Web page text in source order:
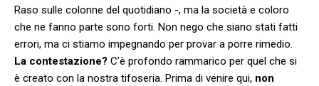
Raso sulle colonne del quotidiano -, ma la società e coloro
che ne fanno parte sono forti. Non nego che siano stati fatti
errori, ma ci stiamo impegnando per provar a porre rimedio.
La contestazione? C’è profondo rammarico per quel che si
è creato con la nostra tifoseria. Prima di venire qui, non